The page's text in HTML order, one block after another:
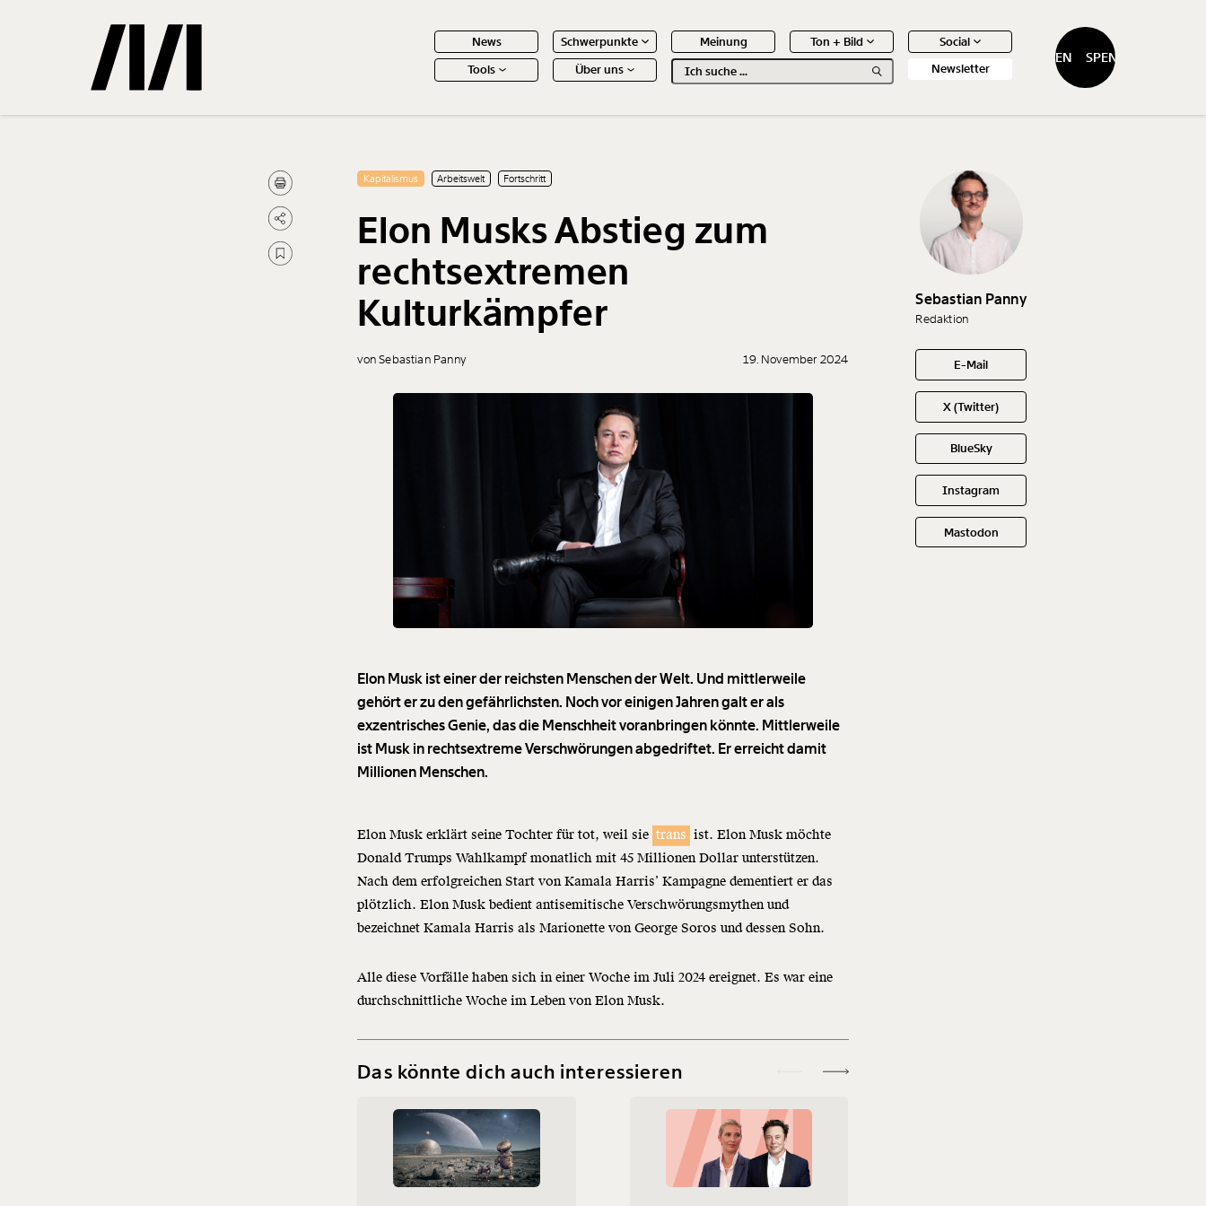
News Schwerpunkte Meinung Ton + Bild
Social
Tools
Über uns Newsletter
SPENDEN SPENDEN
Gemerkte Inhalte
Treffer Artikel
Kapitalismus Arbeitswelt Fortschritt
Elon Musks Abstieg zum
rechtsextremen
Kulturkämpfer
von Sebastian Panny 19. November 2024
Elon Musk ist einer der reichsten Menschen der Welt. Und mittlerweile
gehört er zu den gefährlichsten. Noch vor einigen Jahren galt er als
exzentrisches Genie, das die Menschheit voranbringen könnte. Mittlerweile
ist Musk in rechtsextreme Verschwörungen abgedriftet. Er erreicht damit
Millionen Menschen.
Elon Musk erklärt seine Tochter für tot, weil sie trans ist. Elon Musk möchte
Donald Trumps Wahlkampf monatlich mit 45 Millionen Dollar unterstützen.
Nach dem erfolgreichen Start von Kamala Harris’ Kampagne dementiert er das
plötzlich. Elon Musk bedient antisemitische Verschwörungsmythen und
bezeichnet Kamala Harris als Marionette von George Soros und dessen Sohn.
Alle diese Vorfälle haben sich in einer Woche im Juli 2024 ereignet. Es war eine
durchschnittliche Woche im Leben von Elon Musk.
Das könnte dich auch interessieren
Sebastian Panny
Redaktion
E-Mail
X (Twitter)
BlueSky
Instagram
Mastodon